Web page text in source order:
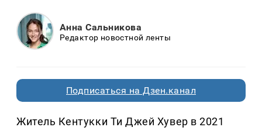
Анна Сальникова
Редактор новостной ленты
Подписаться на Дзен.канал
Житель Кентукки Ти Джей Хувер в 2021